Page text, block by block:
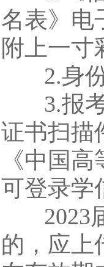
名表》电
附上一寸
2.身份
3.报考
证书扫描
《中国
可登录学
2023届
的，应上